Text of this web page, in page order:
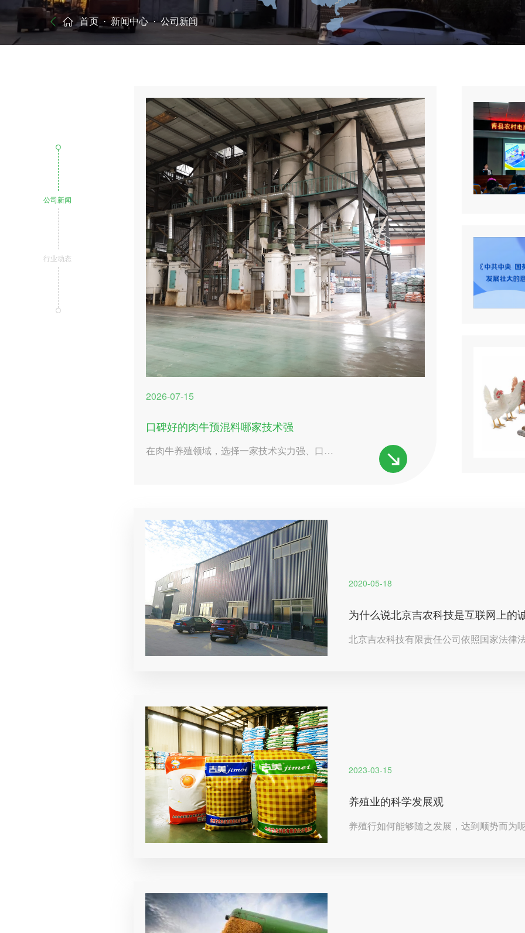
首页· 新闻中心· 公司新闻
公司新闻
行业动态
2026-07-15
口碑好的肉牛预混料哪家技术强
在肉牛养殖领域，选择一家技术实力强、口碑
出具体的实操建议。
2020-05-18
为什么说北京吉农科技是互联网上的
北京吉农科技有限责任公司依照国家法律
2023-03-15
养殖业的科学发展观
养殖行如何能够随之发展，达到顺势而为